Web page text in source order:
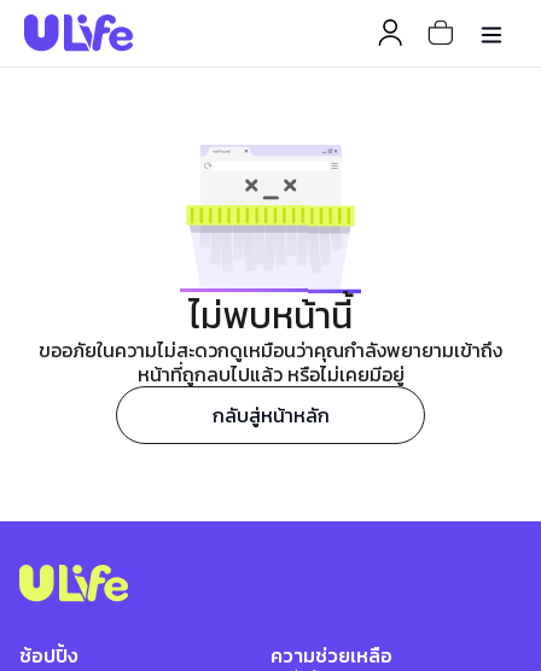
ไม่พบหน้านี้
ขออภัยในความไม่สะดวกดูเหมือนว่าคุณกำลังพยายามเข้าถึง
หน้าที่ถูกลบไปแล้ว หรือไม่เคยมีอยู่
กลับสู่หน้าหลัก
ช้อปปิ้ง ความช่วยเหลือ